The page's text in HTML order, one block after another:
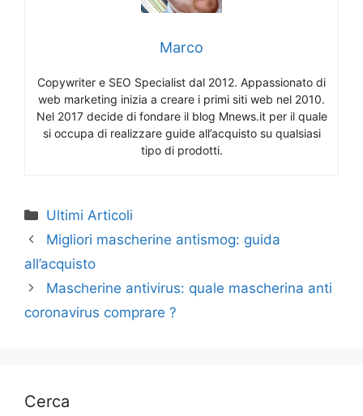
Marco
Copywriter e SEO Specialist dal 2012. Appassionato di
web marketing inizia a creare i primi siti web nel 2010.
Nel 2017 decide di fondare il blog Mnews.it per il quale
si occupa di realizzare guide all’acquisto su qualsiasi
tipo di prodotti.
Categorie
Ultimi Articoli
Migliori mascherine antismog: guida
all’acquisto
Mascherine antivirus: quale mascherina anti
coronavirus comprare ?
Cerca